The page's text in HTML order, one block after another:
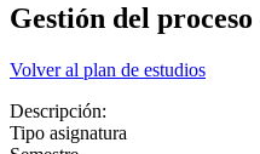
Gestión del
Volver al plan de estudios
Descripción:
Tipo asignatura